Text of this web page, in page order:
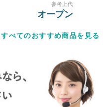
参考上代
オープン
すべてのおすすめ商品を見る